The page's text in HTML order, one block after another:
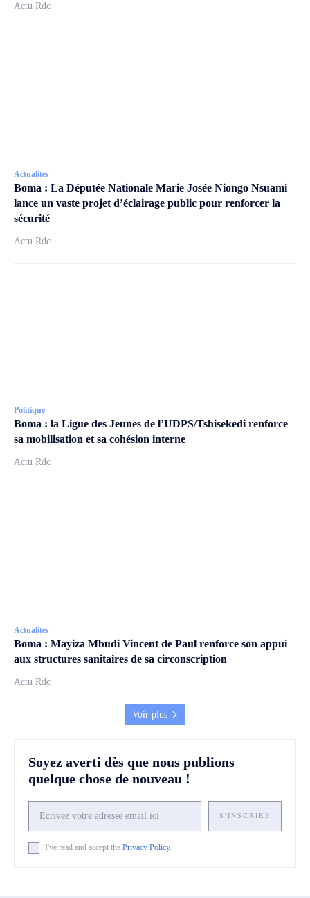
Actu Rdc
Actualités
Boma : La Députée Nationale Marie Josée Niongo Nsuami
lance un vaste projet d’éclairage public pour renforcer la
sécurité
Actu Rdc
Politique
Boma : la Ligue des Jeunes de l’UDPS/Tshisekedi renforce
sa mobilisation et sa cohésion interne
Actu Rdc
Actualités
Boma : Mayiza Mbudi Vincent de Paul renforce son appui
aux structures sanitaires de sa circonscription
Actu Rdc
Voir plus
Soyez averti dès que nous publions
quelque chose de nouveau !
S'INSCRIRE
I've read and accept the Privacy Policy.